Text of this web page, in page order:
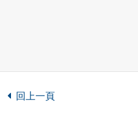
回上一頁